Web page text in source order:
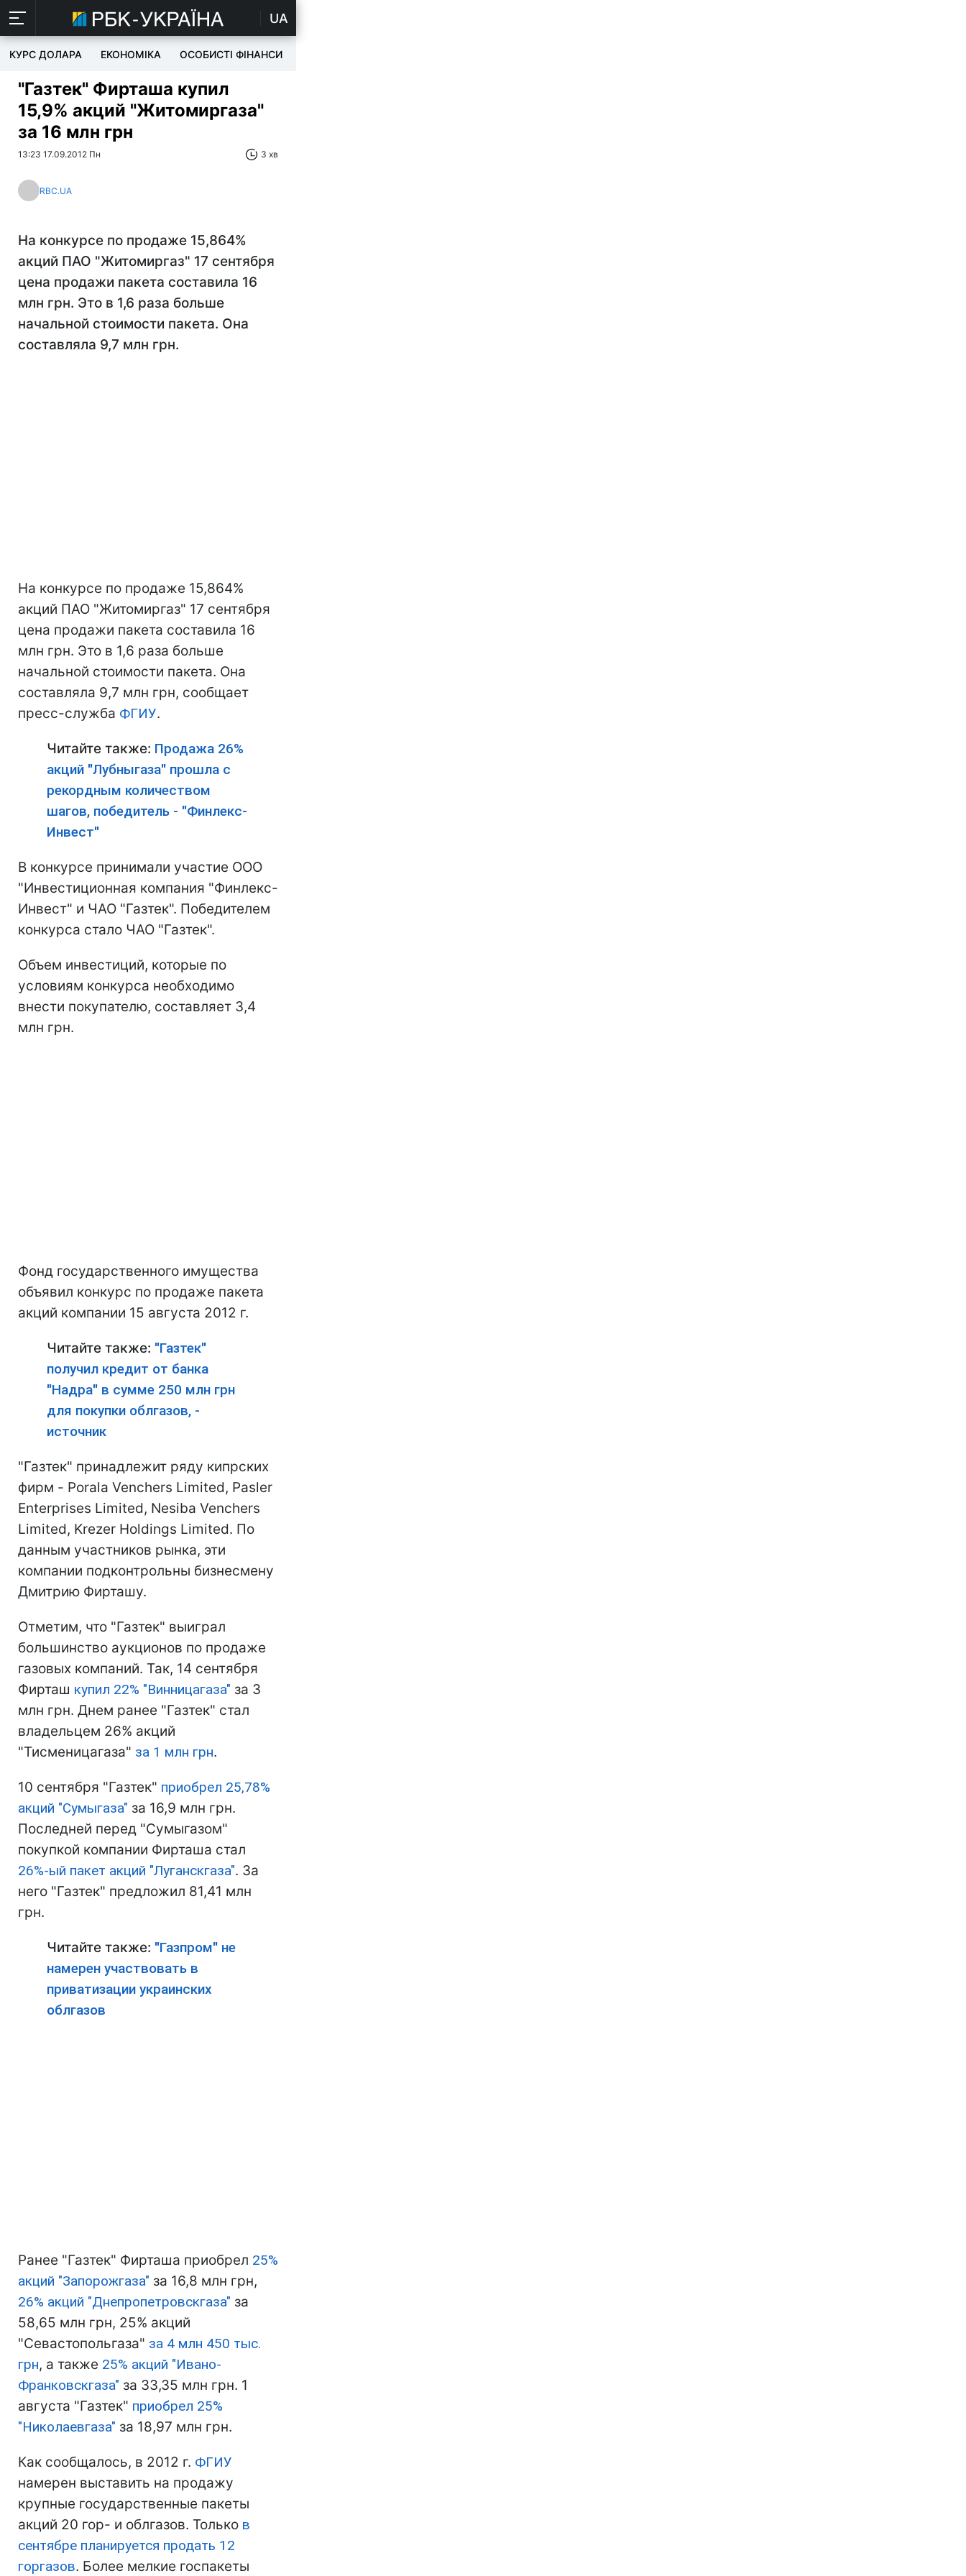
UA
КУРС ДОЛАРА ЕКОНОМІКА ОСОБИСТІ ФІНАНСИ
"Газтек" Фирташа купил
15,9% акций "Житомиргаза"
за 16 млн грн
13:23 17.09.2012 Пн 3 хв
RBC.UA
На конкурсе по продаже 15,864%
акций ПАО "Житомиргаз" 17 сентября
цена продажи пакета составила 16
млн грн. Это в 1,6 раза больше
начальной стоимости пакета. Она
составляла 9,7 млн ​​грн.
На конкурсе по продаже 15,864%
акций ПАО "Житомиргаз" 17 сентября
цена продажи пакета составила 16
млн грн. Это в 1,6 раза больше
начальной стоимости пакета. Она
составляла 9,7 млн ​​грн, сообщает
пресс-служба ФГИУ.
Читайте также: Продажа 26%
акций "Лубныгаза" прошла с
рекордным количеством
шагов, победитель - "Финлекс-
Инвест"
В конкурсе принимали участие ООО
"Инвестиционная компания "Финлекс-
Инвест" и ЧАО "Газтек". Победителем
конкурса стало ЧАО "Газтек".
Объем инвестиций, которые по
условиям конкурса необходимо
внести покупателю, составляет 3,4
млн грн.
Фонд государственного имущества
объявил конкурс по продаже пакета
акций компании 15 августа 2012 г.
Читайте также: "Газтек"
получил кредит от банка
"Надра" в сумме 250 млн грн
для покупки облгазов, -
источник
"Газтек" принадлежит ряду кипрских
фирм - Porala Venchers Limited, Pasler
Enterprises Limited, Nesiba Venchers
Limited, Krezer Holdings Limited. По
данным участников рынка, эти
компании подконтрольны бизнесмену
Дмитрию Фирташу.
Отметим, что "Газтек" выиграл
большинство аукционов по продаже
газовых компаний. Так, 14 сентября
Фирташ купил 22% "Винницагаза" за 3
млн грн. Днем ранее "Газтек" стал
владельцем 26% акций
"Тисменицагаза" за 1 млн грн.
10 сентября "Газтек" приобрел 25,78%
акций "Сумыгаза" за 16,9 млн грн.
Последней перед "Сумыгазом"
покупкой компании Фирташа стал
26%-ый пакет акций "Луганскгаза". За
него "Газтек" предложил 81,41 млн
грн.
Читайте также: "Газпром" не
намерен участвовать в
приватизации украинских
облгазов
Ранее "Газтек" Фирташа приобрел 25%
акций "Запорожгаза" за 16,8 млн грн,
26% акций "Днепропетровскгаза" за
58,65 млн грн, 25% акций
"Севастопольгаза" за 4 млн 450 тыс.
грн, а также 25% акций "Ивано-
Франковскгаза" за 33,35 млн грн. 1
августа "Газтек" приобрел 25%
"Николаевгаза" за 18,97 млн грн.
Как сообщалось, в 2012 г. ФГИУ
намерен выставить на продажу
крупные государственные пакеты
акций 20 гор- и облгазов. Только в
сентябре планируется продать 12
горгазов. Более мелкие госпакеты